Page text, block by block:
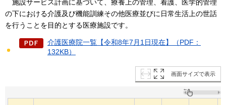
施設サービス計画に基づいて、 療養上の管理、看護、医学的管理
の下における介護及び機能訓練その他医療並びに日常生活上の世話
を行うことを目的とする医療施設です。
介護医療院一覧【令和8年7月1日現在】（PDF：
132KB）
画面サイズで表示